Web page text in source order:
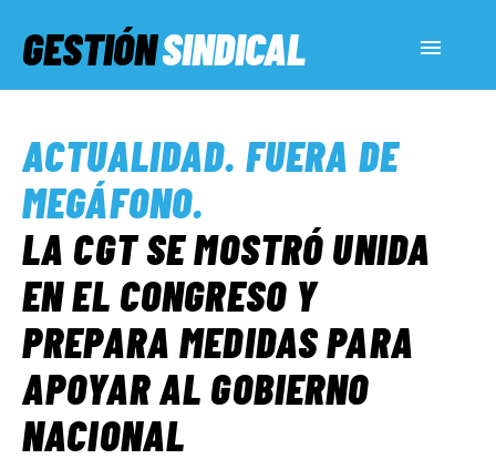
GESTIÓNSINDICAL
SERVICIOS SOCIALES
INFORMES ESPECIALES
FUERA DE MEGÁFONO
EL LADO «G»
ACTUALIDAD. FUERA DE
MEGÁFONO.
LA CGT SE MOSTRÓ UNIDA
EN EL CONGRESO Y
PREPARA MEDIDAS PARA
APOYAR AL GOBIERNO
NACIONAL